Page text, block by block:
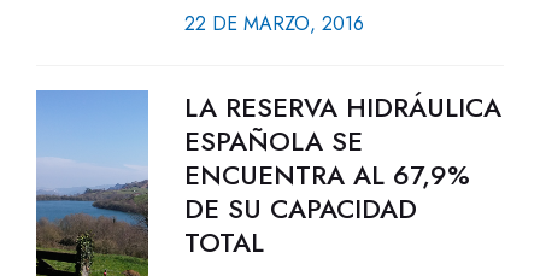
22 DE MARZO, 2016
LA RESERVA HIDRÁULICA
ESPAÑOLA SE
ENCUENTRA AL 67,9%
DE SU CAPACIDAD
TOTAL